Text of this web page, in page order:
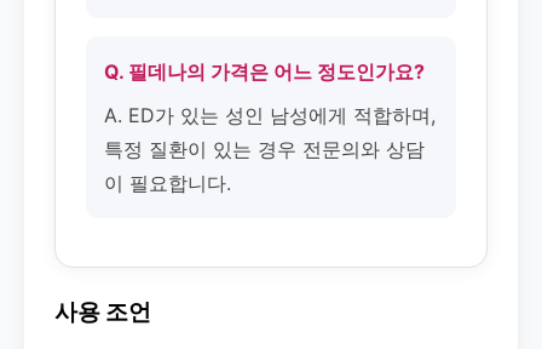
Q. 필데나의 가격은 어느 정도인가요?
A. ED가 있는 성인 남성에게 적합하며,
특정 질환이 있는 경우 전문의와 상담
이 필요합니다.
사용 조언